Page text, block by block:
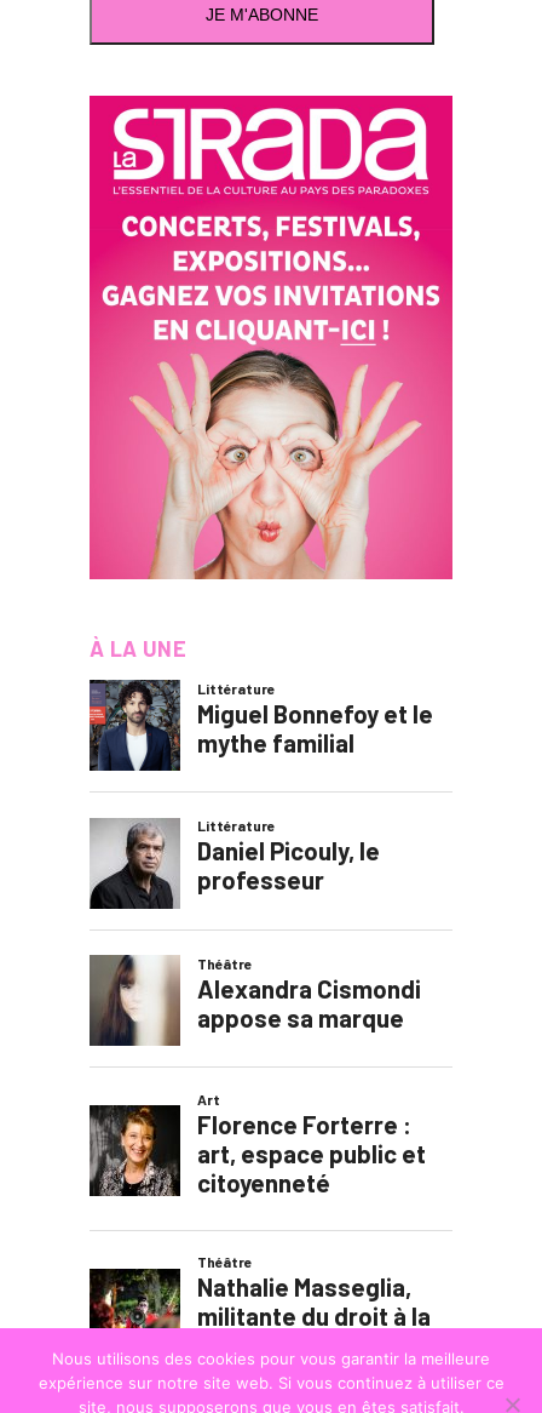
À LA UNE
Nous utilisons des cookies pour vous garantir la meilleure
expérience sur notre site web. Si vous continuez à utiliser ce
site, nous supposerons que vous en êtes satisfait.